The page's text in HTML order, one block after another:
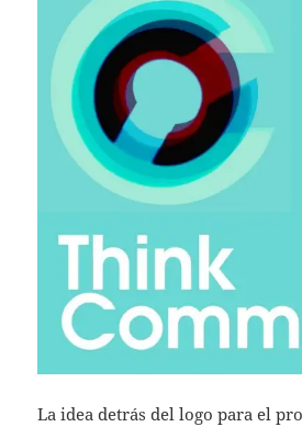
La idea detrás del logo para el